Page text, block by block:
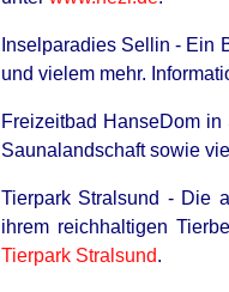
Inselparadies Sellin - Ein
und vielem mehr.
Freizeitbad HanseDom
Saunalandschaft sowie
Tierpark Stralsund - Die
ihrem reichhaltigen
Tierpark Stralsund.